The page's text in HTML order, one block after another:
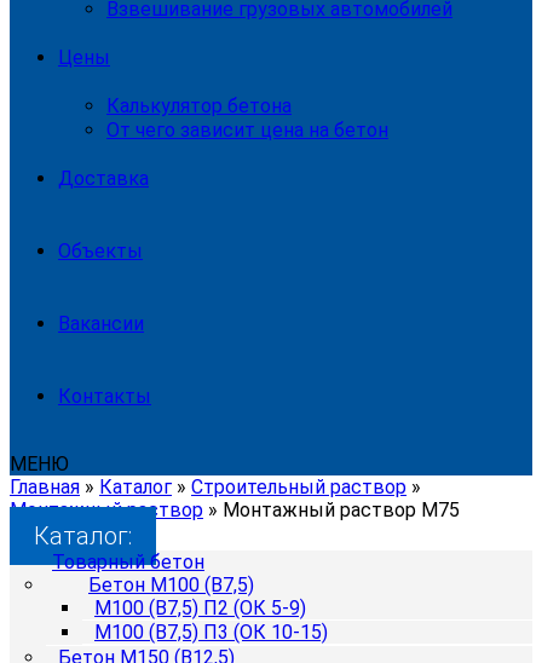
Взвешивание грузовых автомобилей
Цены
Калькулятор бетона
От чего зависит цена на бетон
Доставка
Объекты
Вакансии
Контакты
МЕНЮ
Главная » Каталог » Строительный раствор »
Монтажный раствор » Монтажный раствор М75
Каталог:
Товарный бетон
Бетон М100 (B7,5)
М100 (B7,5) П2 (ОК 5-9)
М100 (B7,5) П3 (ОК 10-15)
Бетон М150 (B12,5)